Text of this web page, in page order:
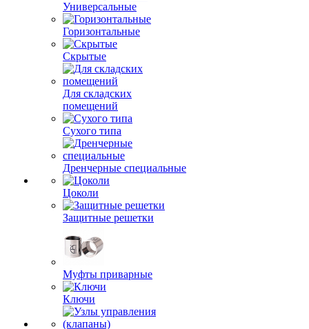
Универсальные
Горизонтальные
Скрытые
Для складских
помещений
Сухого типа
Дренчерные специальные
Цоколи
Защитные решетки
Муфты приварные
Ключи